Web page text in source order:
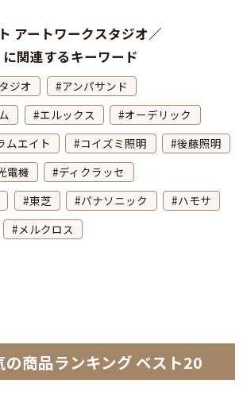
アートワークスタジオ／
関連するキーワード
ジオ
アンパサンド
エルックス
オーデリック
ムエイト コイズミ照明
後藤照明
電機
ディクラッセ
東芝 パナソニック
ハモサ
メルクロス
の商品ランキング ベスト20